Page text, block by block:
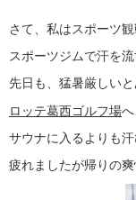
さて、私はスポーツ観
スポーツジムで汗を
先日も、猛暑厳しい
ロッテ葛西ゴルフ場
サウナに入るよりも
疲れましたが帰りの